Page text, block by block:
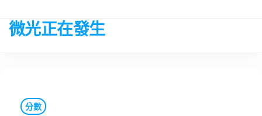
微光正在發生
分數